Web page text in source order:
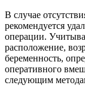
В случае
рекомендуется
операции.
расположение,
беременность,
оперативного
следующим